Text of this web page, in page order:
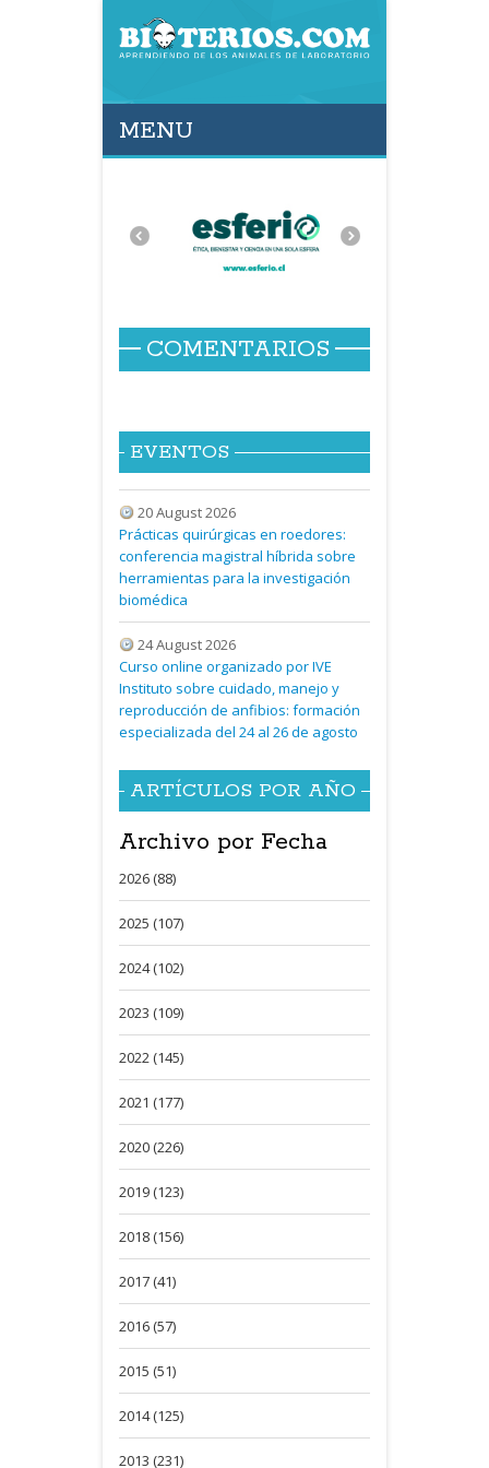
MENU
COMENTARIOS
EVENTOS
20 August 2026
Prácticas quirúrgicas en roedores:
conferencia magistral híbrida sobre
herramientas para la investigación
biomédica
24 August 2026
Curso online organizado por IVE
Instituto sobre cuidado, manejo y
reproducción de anfibios: formación
especializada del 24 al 26 de agosto
ARTÍCULOS POR AÑO
Archivo por Fecha
2026 (88)
2025 (107)
2024 (102)
2023 (109)
2022 (145)
2021 (177)
2020 (226)
2019 (123)
2018 (156)
2017 (41)
2016 (57)
2015 (51)
2014 (125)
2013 (231)